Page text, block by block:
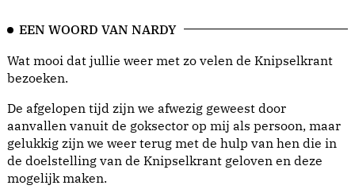
EEN WOORD VAN NARDY
Wat mooi dat jullie weer met zo velen de Knipselkrant
bezoeken.
De afgelopen tijd zijn we afwezig geweest door
aanvallen vanuit de goksector op mij als persoon, maar
gelukkig zijn we weer terug met de hulp van hen die in
de doelstelling van de Knipselkrant geloven en deze
mogelijk maken.